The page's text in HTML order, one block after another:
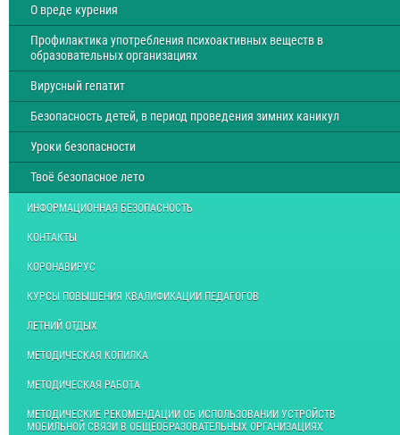
О вреде курения
Профилактика употребления психоактивных веществ в
образовательных организациях
Вирусный гепатит
Безопасность детей, в период проведения зимних каникул
Уроки безопасности
Твоё безопасное лето
ИНФОРМАЦИОННАЯ БЕЗОПАСНОСТЬ
КОНТАКТЫ
КОРОНАВИРУС
КУРСЫ ПОВЫШЕНИЯ КВАЛИФИКАЦИИ ПЕДАГОГОВ
ЛЕТНИЙ ОТДЫХ
МЕТОДИЧЕСКАЯ КОПИЛКА
МЕТОДИЧЕСКАЯ РАБОТА
МЕТОДИЧЕСКИЕ РЕКОМЕНДАЦИИ ОБ ИСПОЛЬЗОВАНИИ УСТРОЙСТВ
МОБИЛЬНОЙ СВЯЗИ В ОБЩЕОБРАЗОВАТЕЛЬНЫХ ОРГАНИЗАЦИЯХ